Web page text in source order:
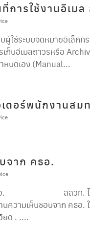
การใช้งานอีเมล
ผู้ใช้ระบบจดหมายอิเล็
เก็บอีเมลถาวรหรือ
หนดเอง (Manual...
ตอร์พนักงานส
จาก คธอ.
คธอ. สสวท. ได้จัดท
นความเห็นชอบจาก คธ
ยด . ....